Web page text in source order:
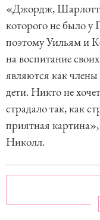
«Джордж,
которого не было
поэтому Уильям и
на воспитание
являются как
дети. Никто не
страдало так, как
приятная
Николл.